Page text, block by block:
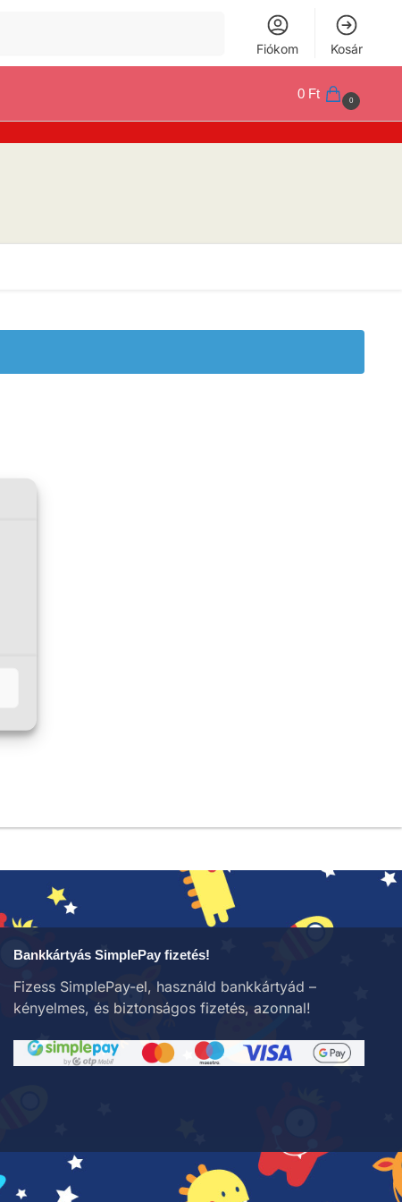
Fiókom Kosár
0 Ft 0
Bankkártyás SimplePay fizetés!
Fizess SimplePay-el, használd bankkártyád –
kényelmes, és biztonságos fizetés, azonnal!